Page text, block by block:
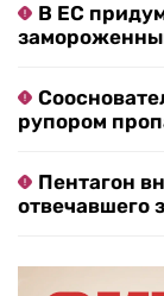
В ЕС
рупором
Пентагон
отвечавшего